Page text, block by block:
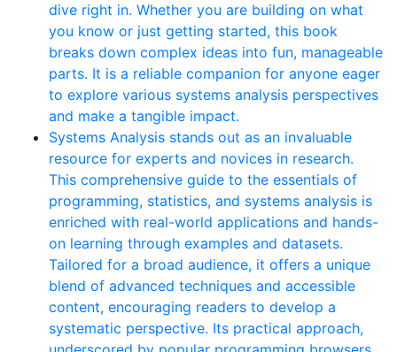
dive right in. Whether you are building on what
you know or just getting started, this book
breaks down complex ideas into fun, manageable
parts. It is a reliable companion for anyone eager
to explore various systems analysis perspectives
and make a tangible impact.
Systems Analysis stands out as an invaluable
resource for experts and novices in research.
This comprehensive guide to the essentials of
programming, statistics, and systems analysis is
enriched with real-world applications and hands-
on learning through examples and datasets.
Tailored for a broad audience, it offers a unique
blend of advanced techniques and accessible
content, encouraging readers to develop a
systematic perspective. Its practical approach,